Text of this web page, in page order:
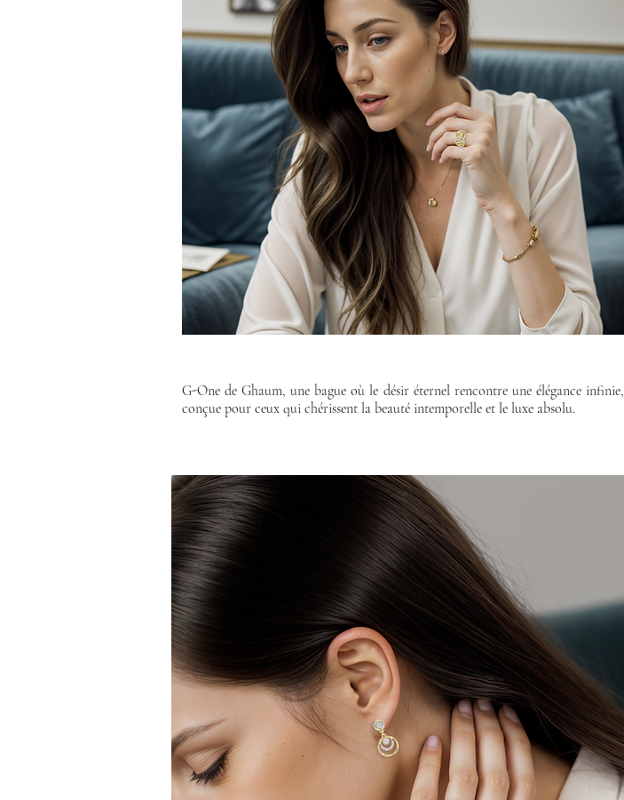
G-One de Ghaum, une bague où le désir éternel rencontre une élégance infinie,
conçue pour ceux qui chérissent la beauté intemporelle et le luxe absolu.